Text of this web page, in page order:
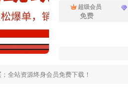
超级会员
免费
全站资源终身会员免费下载！